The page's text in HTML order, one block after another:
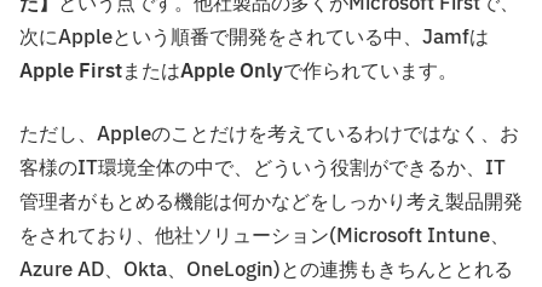
次にAppleという順番で開発をされている中、Jamfは
Apple FirstまたはApple Onlyで作られています。
ただし、Appleのことだけを考えているわけではなく、お
客様のIT環境全体の中で、どういう役割ができるか、IT
管理者がもとめる機能は何かなどをしっかり考え製品開発
をされており、他社ソリューション(Microsoft Intune、
Azure AD、Okta、OneLogin)との連携もきちんととれる